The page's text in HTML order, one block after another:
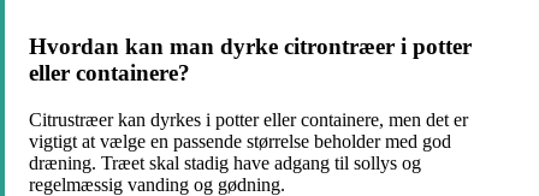
Hvordan kan man dyrke citrontræer i potter
eller containere?
Citrustræer kan dyrkes i potter eller containere, men det er
vigtigt at vælge en passende størrelse beholder med god
dræning. Træet skal stadig have adgang til sollys og
regelmæssig vanding og gødning.